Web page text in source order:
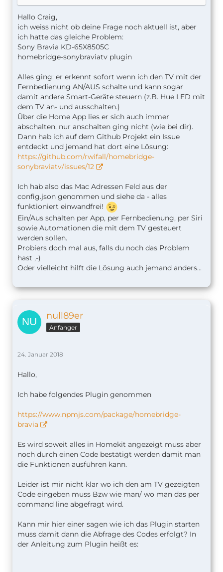
Hallo Craig,
ich weiss nicht ob deine Frage noch aktuell ist, aber
ich hatte das gleiche Problem:
Sony Bravia KD-65X8505C
homebridge-sonybraviatv plugin
Alles ging: er erkennt sofort wenn ich den TV mit der
Fernbedienung AN/AUS schalte und kann sogar
damit andere Smart-Geräte steuern (z.B. Hue LED mit
dem TV an- und ausschalten.)
Über die Home App lies er sich auch immer
abschalten, nur anschalten ging nicht (wie bei dir).
Dann hab ich auf dem Github Projekt ein Issue
entdeckt und jemand hat dort eine Lösung:
https://github.com/rwifall/homebridge-
sonybraviatv/issues/12
Ich hab also das Mac Adressen Feld aus der
config.json genommen und siehe da - alles
funktioniert einwandfrei!
Ein/Aus schalten per App, per Fernbedienung, per Siri
sowie Automationen die mit dem TV gesteuert
werden sollen.
Probiers doch mal aus, falls du noch das Problem
hast ,-)
Oder vielleicht hilft die Lösung auch jemand anders...
null89er
Anfänger
24. Januar 2018
Hallo,
Ich habe folgendes Plugin genommen
https://www.npmjs.com/package/homebridge-
bravia
Es wird soweit alles in Homekit angezeigt muss aber
noch durch einen Code bestätigt werden damit man
die Funktionen ausführen kann.
Leider ist mir nicht klar wo ich den am TV gezeigten
Code eingeben muss Bzw wie man/ wo man das per
command line abgefragt wird.
Kann mir hier einer sagen wie ich das Plugin starten
muss damit dann die Abfrage des Codes erfolgt? In
der Anleitung zum Plugin heißt es: